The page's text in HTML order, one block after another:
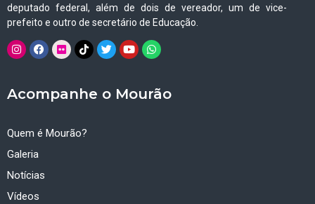
deputado federal, além de dois de vereador, um de vice-
prefeito e outro de secretário de Educação.
Acompanhe o Mourão
Quem é Mourão?
Galeria
Notícias
Vídeos